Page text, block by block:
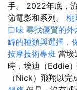
手。 2022年底，
節電影和系列。 桃
口味 尋找優質的
罈的種類與選擇，
按摩技術專班 當埃
時，埃迪（Eddie
（Nick）飛翔以完